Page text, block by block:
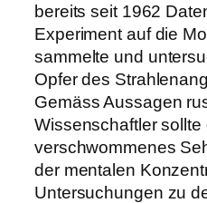
bereits seit 1962
Experiment auf die
sammelte und
Opfer des
Gemäss Aussagen
Wissenschaftler sollte
verschwommenes
der mentalen
Untersuchungen zu